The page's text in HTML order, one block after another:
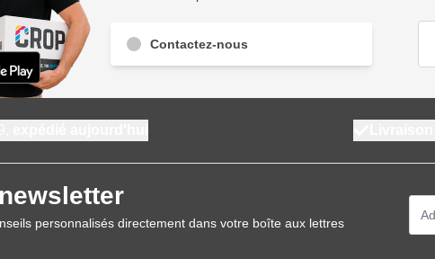
Contactez-nous
personnalisés directement dans votre boîte aux lettres